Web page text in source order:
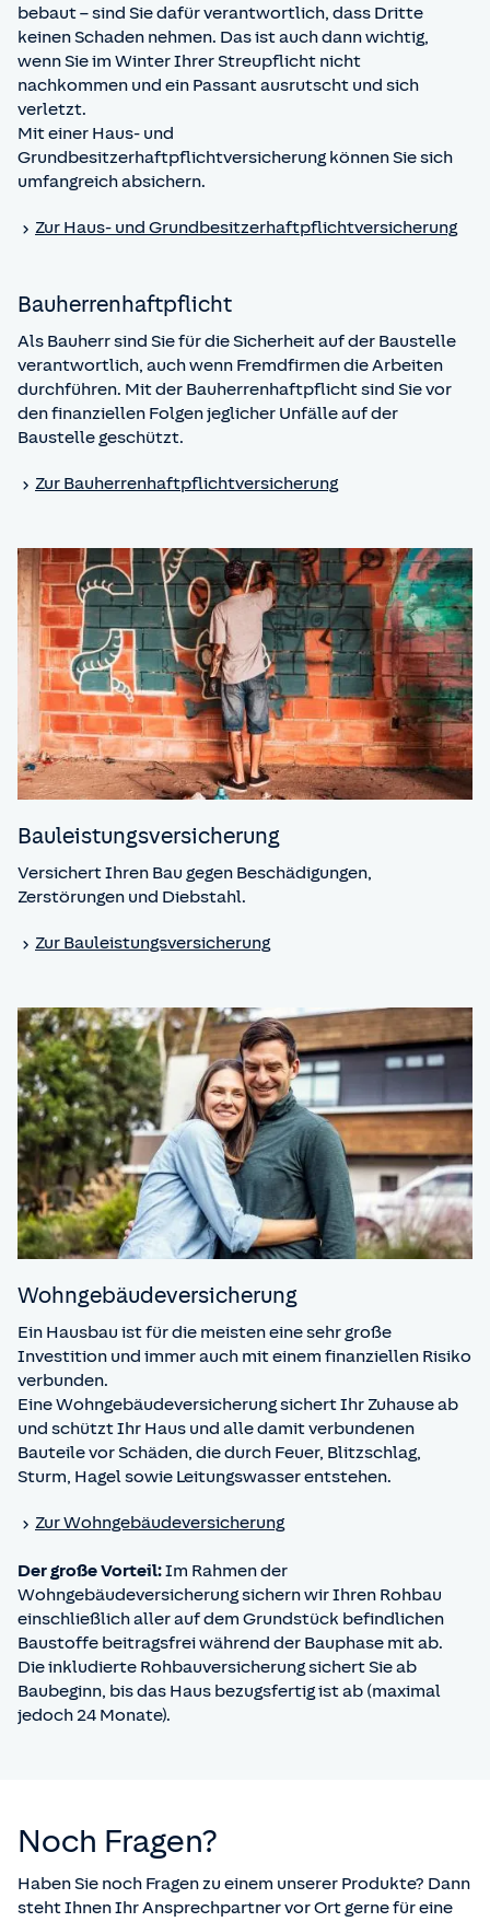
bebaut – sind Sie dafür verantwortlich, dass Dritte
keinen Schaden nehmen. Das ist auch dann wichtig,
wenn Sie im Winter Ihrer Streupflicht nicht
nachkommen und ein Passant ausrutscht und sich
verletzt.
Mit einer Haus- und
Grundbesitzerhaftpflichtversicherung können Sie sich
umfangreich absichern.
Zur Haus- und Grundbesitzer­haftpflicht­versicherung
Bauherren­haftpflicht
Als Bauherr sind Sie für die Sicherheit auf der Baustelle
verantwortlich, auch wenn Fremdfirmen die Arbeiten
durchführen. Mit der Bauherrenhaftpflicht sind Sie vor
den finanziellen Folgen jeglicher Unfälle auf der
Baustelle geschützt.
Zur Bauherren­haftpflicht­versicherung
Bauleistungs­versicherung
Versichert Ihren Bau gegen Beschädigungen,
Zerstörungen und Diebstahl.
Zur Bauleistungs­versicherung
Wohngebäude­versicherung
Ein Hausbau ist für die meisten eine sehr große
Investition und immer auch mit einem finanziellen Risiko
verbunden.
Eine Wohngebäudeversicherung sichert Ihr Zuhause ab
und schützt Ihr Haus und alle damit verbundenen
Bauteile vor Schäden, die durch Feuer, Blitzschlag,
Sturm, Hagel sowie Leitungswasser entstehen.
Zur Wohngebäude­versicherung
Der große Vorteil:Im Rahmen der
Wohngebäudeversicherung sichern wir Ihren Rohbau
einschließlich aller auf dem Grundstück befindlichen
Baustoffe beitragsfrei während der Bauphase mit ab.
Die inkludierte Rohbauversicherung sichert Sie ab
Baubeginn, bis das Haus bezugsfertig ist ab (maximal
jedoch 24 Monate).
Noch Fragen?
Haben Sie noch Fragen zu einem unserer Produkte? Dann
steht Ihnen Ihr Ansprechpartner vor Ort gerne für eine